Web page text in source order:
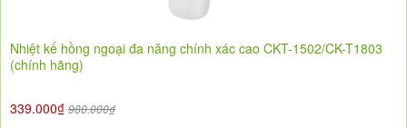
Nhiệt kế hồng ngoại đa năng chính xác cao CKT-1502/CK-T1803
(chính hãng)
339.000₫ 980.000₫